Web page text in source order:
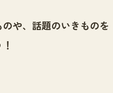
や、話題のいきものを